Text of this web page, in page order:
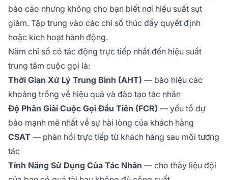
báo cáo nhưng không cho bạn biết nơi hiệu suất sụt
giảm. Tập trung vào các chỉ số thúc đẩy quyết định
hoặc kích hoạt hành động.
Năm chỉ số có tác động trực tiếp nhất đến hiệu suất
trung tâm cuộc gọi là:
Thời Gian Xử Lý Trung Bình (AHT) — báo hiệu các
khoảng trống về hiệu quả và đào tạo tác nhân
Độ Phân Giải Cuộc Gọi Đầu Tiên (FCR) — yếu tố dự
báo mạnh mẽ nhất về sự hài lòng của khách hàng
CSAT — phản hồi trực tiếp từ khách hàng sau mỗi tương
tác
Tính Năng Sử Dụng Của Tác Nhân — cho thấy liệu đội